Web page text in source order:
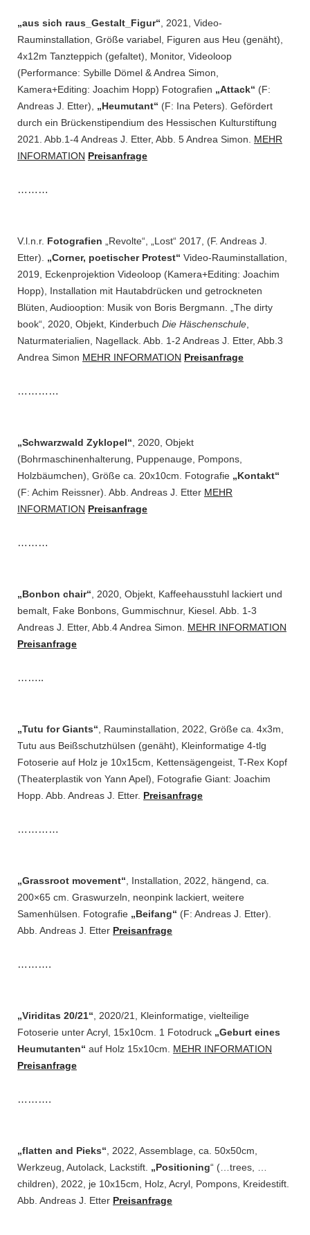
„aus sich raus_Gestalt_Figur“ , 2021, Video-
Rauminstallation, Größe variabel, Figuren aus Heu (genäht),
4x12m Tanzteppich (gefaltet), Monitor, Videoloop
(Performance: Sybille Dömel & Andrea Simon,
Kamera+Editing: Joachim Hopp) Fotografien „Attack“ (F:
Andreas J. Etter), „Heumutant“ (F: Ina Peters). Gefördert
durch ein Brückenstipendium des Hessischen Kulturstiftung
2021. Abb.1-4 Andreas J. Etter, Abb. 5 Andrea Simon. MEHR
INFORMATION Preisanfrage
………
V.l.n.r. Fotografien „Revolte“, „Lost“ 2017, (F. Andreas J.
Etter). „Corner, poetischer Protest“ Video-Rauminstallation,
2019, Eckenprojektion Videoloop (Kamera+Editing: Joachim
Hopp), Installation mit Hautabdrücken und getrockneten
Blüten, Audiooption: Musik von Boris Bergmann. „The dirty
book“, 2020, Objekt, Kinderbuch Die Häschenschule
Naturmaterialien, Nagellack. Abb. 1-2 Andreas J. Etter, Abb.3
Andrea Simon MEHR INFORMATION Preisanfrage
…………
„Schwarzwald Zyklopel“ , 2020, Objekt
(Bohrmaschinenhalterung, Puppenauge, Pompons,
Holzbäumchen), Größe ca. 20x10cm. Fotografie „Kontakt“
(F: Achim Reissner). Abb. Andreas J. Etter MEHR
INFORMATION Preisanfrage
………
„Bonbon chair“ , 2020, Objekt, Kaffeehausstuhl lackiert und
bemalt, Fake Bonbons, Gummischnur, Kiesel. Abb. 1-3
Andreas J. Etter, Abb.4 Andrea Simon. MEHR INFORMATION
Preisanfrage
……..
„Tutu for Giants“ , Rauminstallation, 2022, Größe ca. 4x3m,
Tutu aus Beißschutzhülsen (genäht), Kleinformatige 4-tlg
Fotoserie auf Holz je 10x15cm, Kettensägengeist, T-Rex Kopf
(Theaterplastik von Yann Apel), Fotografie Giant: Joachim
Hopp. Abb. Andreas J. Etter. Preisanfrage
…………
„Grassroot movement“ , Installation, 2022, hängend, ca.
200×65 cm. Graswurzeln, neonpink lackiert, weitere
Samenhülsen. Fotografie „Beifang“ (F: Andreas J. Etter).
Abb. Andreas J. Etter Preisanfrage
……….
„Viriditas 20/21“ , 2020/21, Kleinformatige, vielteilige
Fotoserie unter Acryl, 15x10cm. 1 Fotodruck „Geburt eines
Heumutanten“ auf Holz 15x10cm. MEHR INFORMATION
Preisanfrage
……….
„flatten and Pieks“ , 2022, Assemblage, ca. 50x50cm,
Werkzeug, Autolack, Lackstift. „Positioning“ (…trees, …
children), 2022, je 10x15cm, Holz, Acryl, Pompons, Kreidestift.
Abb. Andreas J. Etter Preisanfrage